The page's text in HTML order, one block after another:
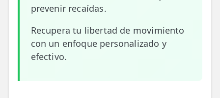
📧 Contacta
ESPECIALIDADES
🩻 Fisioterapia Traumatológica
prevenir recaídas.
Recupera tu libertad de movimiento
con un enfoque personalizado y
efectivo.